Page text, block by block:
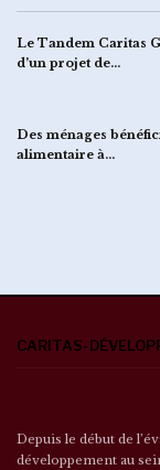
Le Tandem Caritas
d’un projet de…
Des ménages
alimentaire à…
CARITAS-
Depuis le début de
développement au